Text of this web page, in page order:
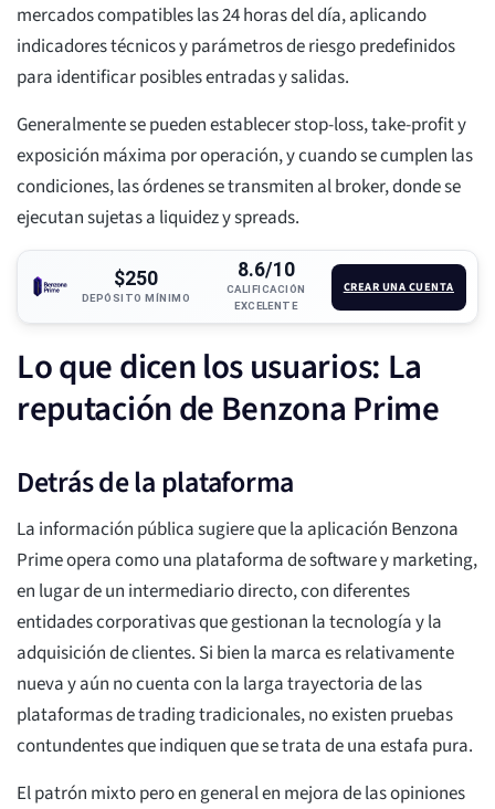
mercados compatibles las 24 horas del día, aplicando
indicadores técnicos y parámetros de riesgo predefinidos
para identificar posibles entradas y salidas.
Generalmente se pueden establecer stop-loss, take-profit y
exposición máxima por operación, y cuando se cumplen las
condiciones, las órdenes se transmiten al broker, donde se
ejecutan sujetas a liquidez y spreads.
$250
DEPÓSITO MÍNIMO
8.6/10
CALIFICACIÓN
EXCELENTE
CREAR UNA CUENTA
Lo que dicen los usuarios: La
reputación de Benzona Prime
Detrás de la plataforma
La información pública sugiere que la aplicación Benzona
Prime opera como una plataforma de software y marketing,
en lugar de un intermediario directo, con diferentes
entidades corporativas que gestionan la tecnología y la
adquisición de clientes. Si bien la marca es relativamente
nueva y aún no cuenta con la larga trayectoria de las
plataformas de trading tradicionales, no existen pruebas
contundentes que indiquen que se trata de una estafa pura.
El patrón mixto pero en general en mejora de las opiniones